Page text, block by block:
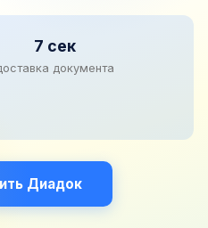
7 сек
документа
Диадок